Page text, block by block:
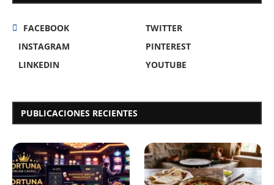
FACEBOOK
TWITTER
INSTAGRAM
PINTEREST
LINKEDIN
YOUTUBE
PUBLICACIONES RECIENTES